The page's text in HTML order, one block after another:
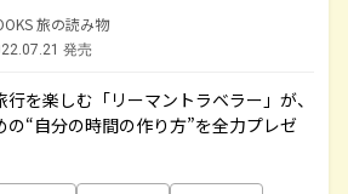
旅の読み物
発売
を楽しむ「リーマントラベラー」が、
“自分の時間の作り方”を全力プレゼ